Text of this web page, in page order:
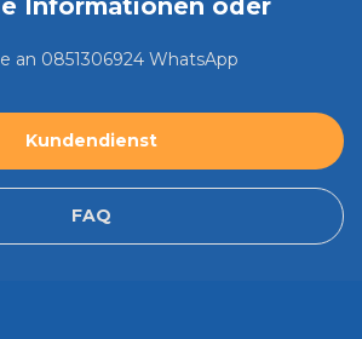
Informationen oder
an 0851306924 WhatsApp
Kundendienst
FAQ